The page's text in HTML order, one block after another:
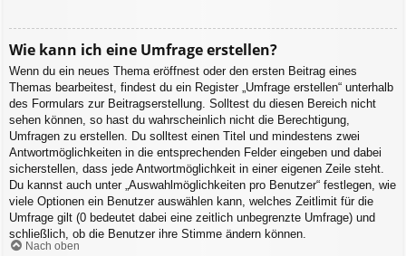
Wie kann ich eine Umfrage erstellen?
Wenn du ein neues Thema eröffnest oder den ersten Beitrag eines
Themas bearbeitest, findest du ein Register „Umfrage erstellen“ unterhalb
des Formulars zur Beitragserstellung. Solltest du diesen Bereich nicht
sehen können, so hast du wahrscheinlich nicht die Berechtigung,
Umfragen zu erstellen. Du solltest einen Titel und mindestens zwei
Antwortmöglichkeiten in die entsprechenden Felder eingeben und dabei
sicherstellen, dass jede Antwortmöglichkeit in einer eigenen Zeile steht.
Du kannst auch unter „Auswahlmöglichkeiten pro Benutzer“ festlegen, wie
viele Optionen ein Benutzer auswählen kann, welches Zeitlimit für die
Umfrage gilt (0 bedeutet dabei eine zeitlich unbegrenzte Umfrage) und
schließlich, ob die Benutzer ihre Stimme ändern können.
Nach oben